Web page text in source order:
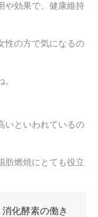
や効果で、健康維持
性の方で気になるの
いといわれているの
肪燃焼にとても役立
化酵素の働き